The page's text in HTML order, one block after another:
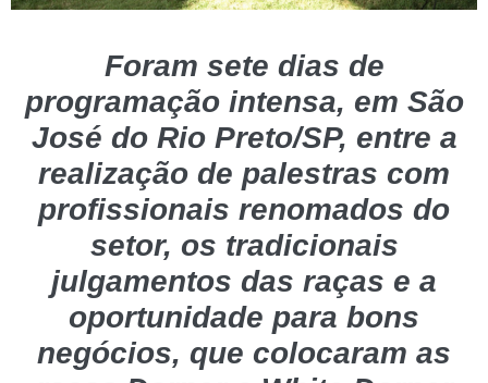
Foram sete dias de
programação intensa, em São
José do Rio Preto/SP, entre a
realização de palestras com
profissionais renomados do
setor, os tradicionais
julgamentos das raças e a
oportunidade para bons
negócios, que colocaram as